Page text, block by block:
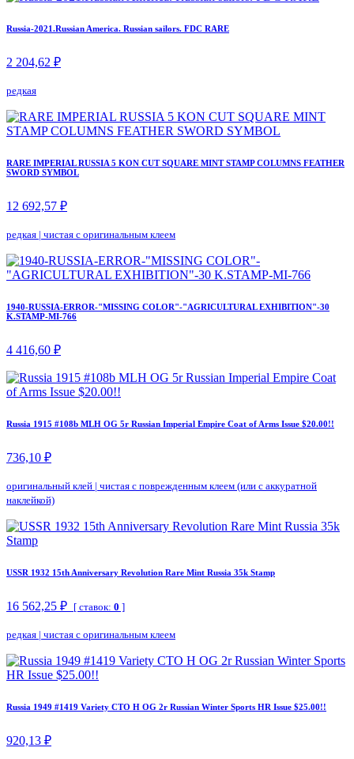
Russia-2021.Russian America. Russian sailors. FDC RARE
2 204,62 ₽
редкая
RARE IMPERIAL RUSSIA 5 KON CUT SQUARE MINT STAMP COLUMNS FEATHER
SWORD SYMBOL
12 692,57 ₽
редкая | чистая с оригинальным клеем
1940-RUSSIA-ERROR-"MISSING COLOR"-"AGRICULTURAL EXHIBITION"-30
K.STAMP-MI-766
4 416,60 ₽
Russia 1915 #108b MLH OG 5r Russian Imperial Empire Coat of Arms Issue $20.00!!
736,10 ₽
оригинальный клей | чистая с поврежденным клеем (или с аккуратной
наклейкой)
USSR 1932 15th Anniversary Revolution Rare Mint Russia 35k Stamp
16 562,25 ₽ [ ставок: 0 ]
редкая | чистая с оригинальным клеем
Russia 1949 #1419 Variety CTO H OG 2r Russian Winter Sports HR Issue $25.00!!
920,13 ₽